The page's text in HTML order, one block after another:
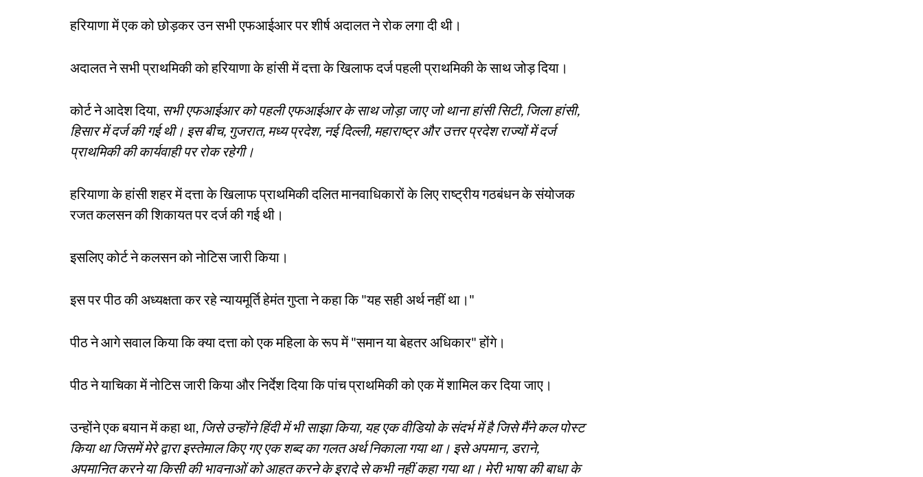
हरियाणा में एक को छोड़कर उन सभी एफआईआर पर शीर्ष अदालत ने रोक लगा दी थी।
अदालत ने सभी प्राथमिकी को हरियाणा के हांसी में दत्ता के खिलाफ दर्ज पहली प्राथमिकी के साथ जोड़ दिया।
कोर्ट ने आदेश दिया, सभी एफआईआर को पहली एफआईआर के साथ जोड़ा जाए जो थाना हांसी सिटी, जिला हांसी,
हिसार में दर्ज की गई थी। इस बीच, गुजरात, मध्य प्रदेश, नई दिल्ली, महाराष्ट्र और उत्तर प्रदेश राज्यों में दर्ज
प्राथमिकी की कार्यवाही पर रोक रहेगी।
हरियाणा के हांसी शहर में दत्ता के खिलाफ प्राथमिकी दलित मानवाधिकारों के लिए राष्ट्रीय गठबंधन के संयोजक
रजत कलसन की शिकायत पर दर्ज की गई थी।
इसलिए कोर्ट ने कलसन को नोटिस जारी किया।
इस पर पीठ की अध्यक्षता कर रहे न्यायमूर्ति हेमंत गुप्ता ने कहा कि "यह सही अर्थ नहीं था।"
पीठ ने आगे सवाल किया कि क्या दत्ता को एक महिला के रूप में "समान या बेहतर अधिकार" होंगे।
पीठ ने याचिका में नोटिस जारी किया और निर्देश दिया कि पांच प्राथमिकी को एक में शामिल कर दिया जाए।
उन्होंने एक बयान में कहा था, जिसे उन्होंने हिंदी में भी साझा किया, यह एक वीडियो के संदर्भ में है जिसे मैंने कल पोस्ट
किया था जिसमें मेरे द्वारा इस्तेमाल किए गए एक शब्द का गलत अर्थ निकाला गया था। इसे अपमान, डराने,
अपमानित करने या किसी की भावनाओं को आहत करने के इरादे से कभी नहीं कहा गया था। मेरी भाषा की बाधा के